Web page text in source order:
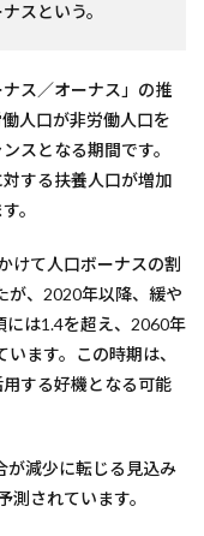
スという。
ス／オーナス」の推
人口が非労働人口を
スとなる期間です。
する扶養人口が増加
。
けて人口ボーナスの割
が、2020年以降、緩や
には1.4を超え、2060年
ます。この時期は、
する好機となる可能
が減少に転じる見込み
されています。